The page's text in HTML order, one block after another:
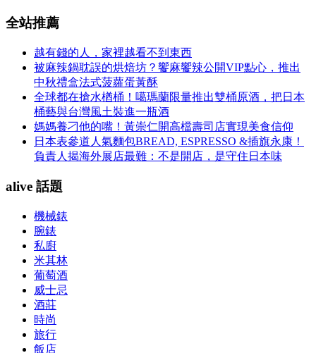
全站推薦
越有錢的人，家裡越看不到東西
被麻辣鍋耽誤的烘焙坊？饗麻饗辣公開VIP點心，推出
中秋禮盒法式菠蘿蛋黃酥
全球都在搶水楢桶！噶瑪蘭限量推出雙桶原酒，把日本
桶藝與台灣風土裝進一瓶酒
媽媽養刁他的嘴！黃崇仁開高檔壽司店實現美食信仰
日本表參道人氣麵包BREAD, ESPRESSO &插旗永康！
負責人揭海外展店最難：不是開店，是守住日本味
alive 話題
機械錶
腕錶
私廚
米其林
葡萄酒
威士忌
酒莊
時尚
旅行
飯店